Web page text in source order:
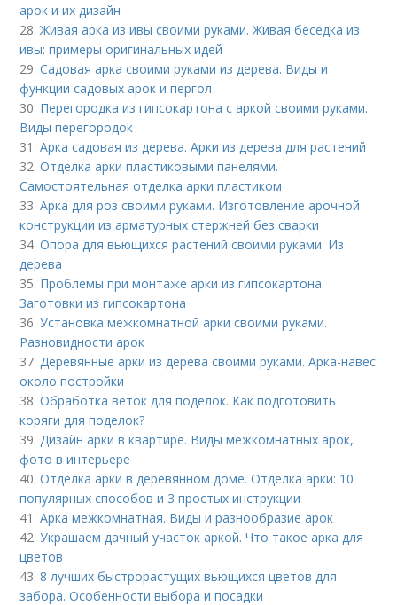
арок и их дизайн
28.Живая арка из ивы своими руками. Живая беседка из
ивы: примеры оригинальных идей
29.Садовая арка своими руками из дерева. Виды и
функции садовых арок и пергол
30. Перегородка из гипсокартона с аркой своими руками.
Виды перегородок
31.Арка садовая из дерева. Арки из дерева для растений
32.Отделка арки пластиковыми панелями.
Самостоятельная отделка арки пластиком
33.Арка для роз своими руками. Изготовление арочной
конструкции из арматурных стержней без сварки
34.Опора для вьющихся растений своими руками. Из
дерева
35. Проблемы при монтаже арки из гипсокартона.
Заготовки из гипсокартона
36.Установка межкомнатной арки своими руками.
Разновидности арок
37. Деревянные арки из дерева своими руками. Арка-навес
около постройки
38.Обработка веток для поделок. Как подготовить
коряги для поделок?
39. Дизайн арки в квартире. Виды межкомнатных арок,
фото в интерьере
40.Отделка арки в деревянном доме. Отделка арки: 10
популярных способов и 3 простых инструкции
41.Арка межкомнатная. Виды и разнообразие арок
42.Украшаем дачный участок аркой. Что такое арка для
цветов
43.8 лучших быстрорастущих вьющихся цветов для
забора. Особенности выбора и посадки